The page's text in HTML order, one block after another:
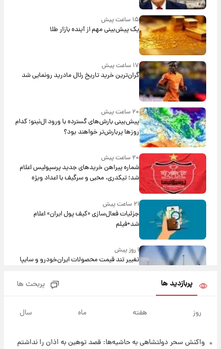
۱۵ ساعت پیش
یک پیش‌بینی مهم از آینده بازار طلا
۱۷ ساعت پیش
گران‌ترین خرید تاریخ رئال مادرید رونمایی شد
۲۰ ساعت پیش
پیش‌بینی بارش‌های گسترده با ورود ال‌نینو؛ کدام
روزها پربارش‌تر خواهند بود؟
۲۰ ساعت پیش
شماره پیراهن خریدهای جدید پرسپولیس اعلام
شد؛ تیکدری، محبی و سرگیف با اعداد ویژه
۲۱ ساعت پیش
جزئیات فعال‌سازی «کیف پول ایران» اعلام
شد+فیلم
۱ روز پیش
تغییر تند قیمت محصولات ایران‌خودرو و سایپا
۱ روز پیش
پربازدید ها پربحث ها
روز هفته ماه سال
واکنش سحر دولتشاهی به حاشیه‌ها: قصد توهین به اذان را نداشتم